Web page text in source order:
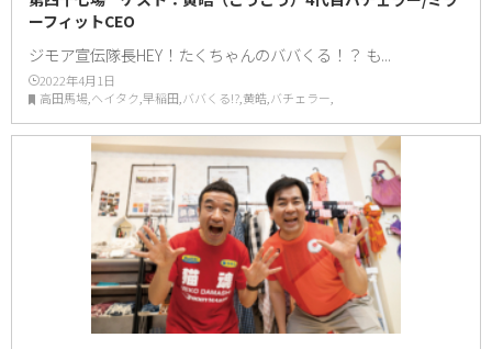
ーフィットCEO
ジモア宣伝隊長HEY！たくちゃんのババくる！？ も...
2022年4月1日
高田馬場,ヘイタク,早稲田,ババくる!?,黄皓,バチェラー,